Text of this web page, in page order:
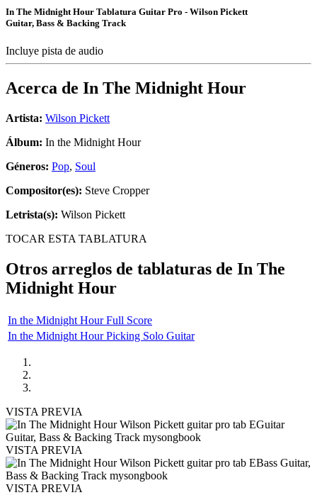
In The Midnight Hour Tablatura Guitar Pro - Wilson Pickett
Guitar, Bass & Backing Track
Incluye pista de audio
Acerca de In The Midnight Hour
Artista: Wilson Pickett
Álbum: In the Midnight Hour
Géneros: Pop, Soul
Compositor(es): Steve Cropper
Letrista(s): Wilson Pickett
TOCAR ESTA TABLATURA
Otros arreglos de tablaturas de In The
Midnight Hour
In the Midnight Hour Full Score
In the Midnight Hour Picking Solo Guitar
VISTA PREVIA
VISTA PREVIA
VISTA PREVIA